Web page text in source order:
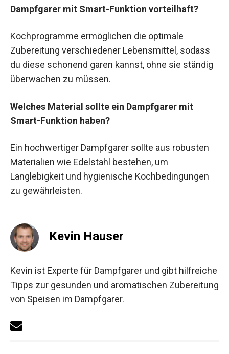
Dampfgarer mit Smart-Funktion vorteilhaft?
Kochprogramme ermöglichen die optimale
Zubereitung verschiedener Lebensmittel, sodass
du diese schonend garen kannst, ohne sie ständig
überwachen zu müssen.
Welches Material sollte ein Dampfgarer mit
Smart-Funktion haben?
Ein hochwertiger Dampfgarer sollte aus robusten
Materialien wie Edelstahl bestehen, um
Langlebigkeit und hygienische Kochbedingungen
zu gewährleisten.
Kevin Hauser
Kevin ist Experte für Dampfgarer und gibt hilfreiche
Tipps zur gesunden und aromatischen Zubereitung
von Speisen im Dampfgarer.